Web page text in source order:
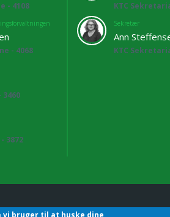
- 4108
- 4068
3872
KTC
Sekretær
Ann
KTC
vi bruger til at huske dine